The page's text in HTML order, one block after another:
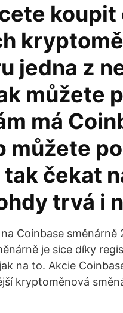
jedna z
můžete
má
můžete
čekat
trvá i
Coinbase směnárně
je sice díky
na to. Akcie
kryptoměnová